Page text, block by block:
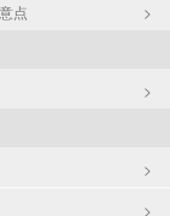
点